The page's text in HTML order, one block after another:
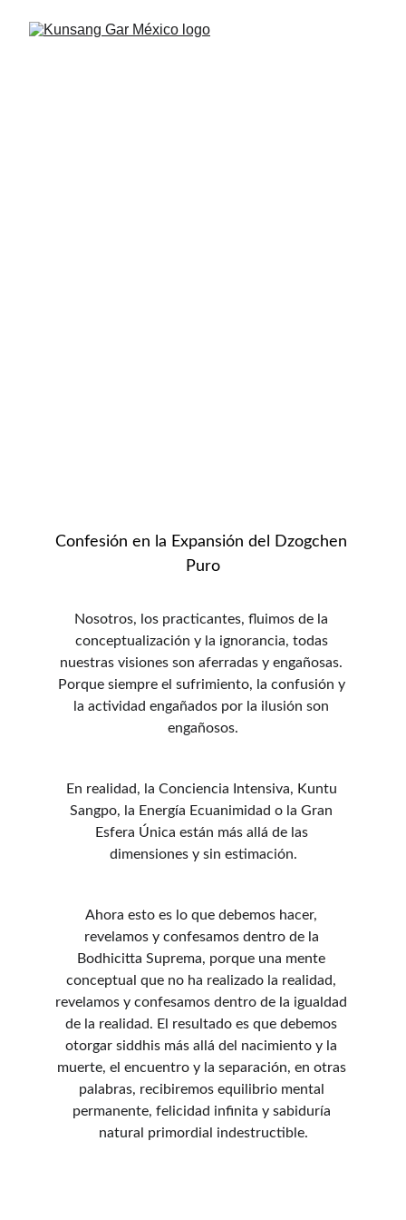
Confesión en la Expansión del Dzogchen
Puro
Nosotros, los practicantes, fluimos de la
conceptualización y la ignorancia, todas
nuestras visiones son aferradas y engañosas.
Porque siempre el sufrimiento, la confusión y
la actividad engañados por la ilusión son
engañosos.
En realidad, la Conciencia Intensiva, Kuntu
Sangpo, la Energía Ecuanimidad o la Gran
Esfera Única están más allá de las
dimensiones y sin estimación.
Ahora esto es lo que debemos hacer,
revelamos y confesamos dentro de la
Bodhicitta Suprema, porque una mente
conceptual que no ha realizado la realidad,
revelamos y confesamos dentro de la igualdad
de la realidad. El resultado es que debemos
otorgar siddhis más allá del nacimiento y la
muerte, el encuentro y la separación, en otras
palabras, recibiremos equilibrio mental
permanente, felicidad infinita y sabiduría
natural primordial indestructible.